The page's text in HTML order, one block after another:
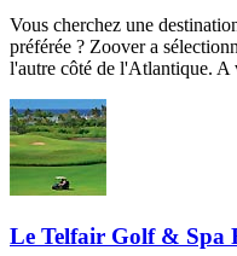
Vous cherchez une
préférée ? Zoover a
l'autre côté de l'Atlantique. A
Le Telfair Golf & Spa